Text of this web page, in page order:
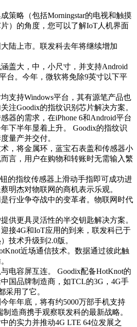
策略（包括Morningstar的电视和触摸
）的角度，您可以了解IoT人机界面
陆上市。联发科去年将继续增加
盖大，中，小尺寸，并支持Android
台。今年，微软将免除9英寸以下平
支持Windows平台，其有源笔产品也
注Goodix的指纹识别芯片解决方案。
器的需求，在iPhone 6和Android平台
下半年显着上升。 Goodix的指纹识
量产并交付。
术，将金属环，蓝宝石表盖和传感器小
言，用户在购物和转账时无需输入繁
的指纹传感器上滑动手指即可成功进
明杰对物联网的商机表示乐观。
行业争夺战中的变革者。物联网时代
供更具灵活性的半交钥匙解决方案。
接4G和IoT应用的到来，联发科已于
技术升级到2.0版。
近场通信技术。数据通过彼此触
电容屏互连。 Goodix配备HotKnot的
国品牌制造商，如TCL的3G，4G手
采用了它。
年年底，将有约5000万部手机支持
造商携手观察联发科的最新战略。
的实力并推动4G LTE 64位发展之